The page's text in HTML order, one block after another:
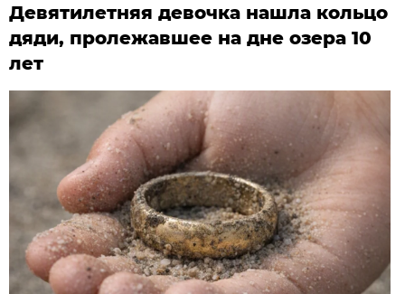
Девятилетняя девочка нашла кольцо
дяди, пролежавшее на дне озера 10
лет